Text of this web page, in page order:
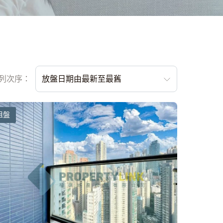
次序： 放盤日期由最新至最舊
盤